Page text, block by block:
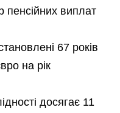
пенсійних виплат
67 років
на рік
досягає 11